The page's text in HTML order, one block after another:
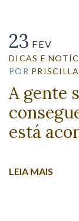
23 FEV
DICAS E
POR
A gente
está
LEIA MAIS